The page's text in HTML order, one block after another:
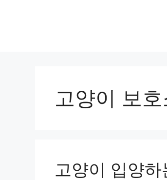
고양이 보호
고양이 입양